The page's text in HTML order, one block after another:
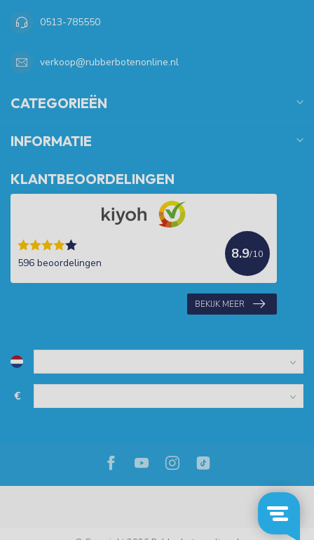
0513-785550
verkoop@rubberbotenonline.nl
CATEGORIEËN
INFORMATIE
KLANTBEOORDELINGEN
596 beoordelingen
8.9/10
BEKIJK MEER
€